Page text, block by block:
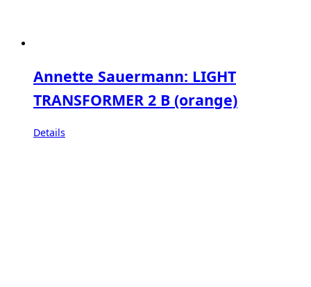
Annette Sauermann: LIGHT
TRANSFORMER 2 B (orange)
Details